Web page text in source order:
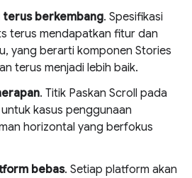
terus berkembang. Spesifikasi
terus mendapatkan fitur dan
yang berarti komponen Stories
terus menjadi lebih baik.
. Titik Paskan Scroll pada
kasus penggunaan
horizontal yang berfokus
bebas. Setiap platform akan